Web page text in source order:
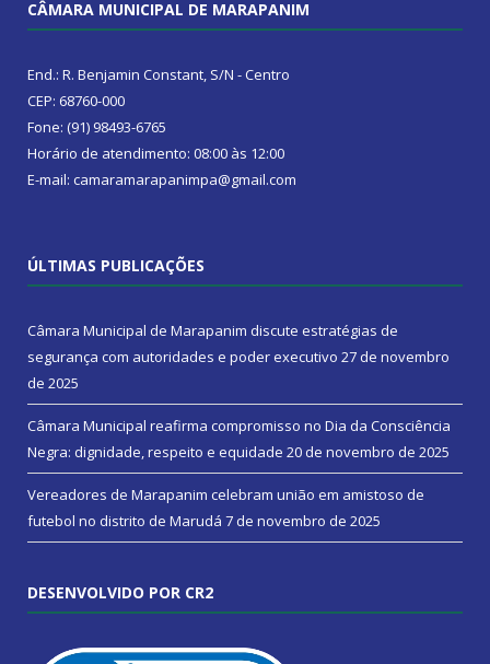
CÂMARA MUNICIPAL DE MARAPANIM
End.: R. Benjamin Constant, S/N - Centro
CEP: 68760-000
Fone: (91) 98493-6765
Horário de atendimento: 08:00 às 12:00
E-mail: camaramarapanimpa@gmail.com
ÚLTIMAS PUBLICAÇÕES
Câmara Municipal de Marapanim discute estratégias de
segurança com autoridades e poder executivo 27 de novembro
de 2025
Câmara Municipal reafirma compromisso no Dia da Consciência
Negra: dignidade, respeito e equidade 20 de novembro de 2025
Vereadores de Marapanim celebram união em amistoso de
futebol no distrito de Marudá 7 de novembro de 2025
DESENVOLVIDO POR CR2